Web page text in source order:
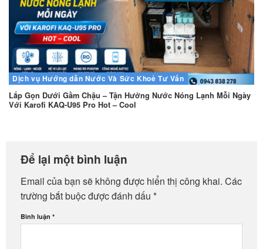
Dịch vụ Hướng dẫn Nước Và Sức Khoẻ Tư Vấn
Lắp Gọn Dưới Gầm Chậu – Tận Hưởng Nước Nóng Lạnh Mỗi Ngày
Với Karofi KAQ-U95 Pro Hot – Cool
Để lại một bình luận
Email của bạn sẽ không được hiển thị công khai. Các
trường bắt buộc được đánh dấu *
Bình luận *